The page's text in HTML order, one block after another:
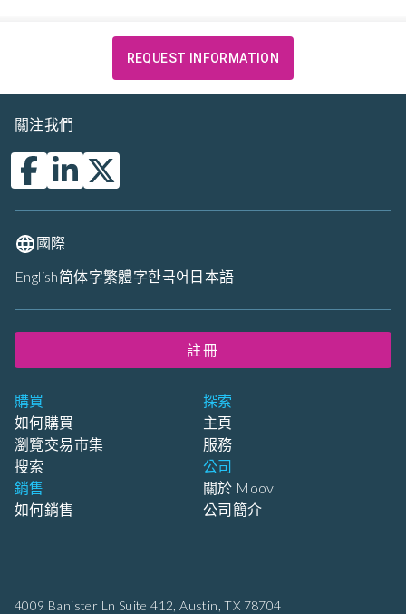
REQUEST INFORMATION
4009 Banister Ln Suite 412, Austin, TX 78704
購買
如何購買
瀏覽交易市集
搜索
銷售
如何銷售
探索
主頁
服務
公司
關於 Moov
公司簡介
關注我們
國際
English简体字繁體字한국어 日本語
註冊